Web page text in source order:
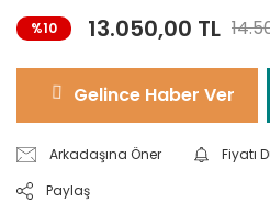
%10 13.050,00 TL
Gelince Haber Ver
Arkadaşına Öner
Fiyatı
Paylaş